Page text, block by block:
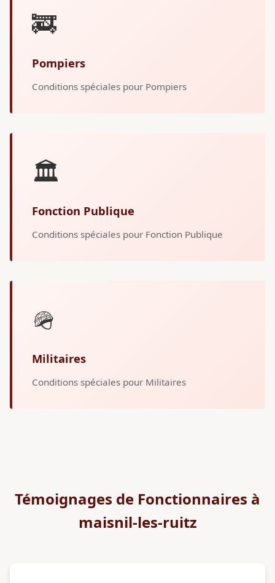
🚒
Pompiers
Conditions spéciales pour Pompiers
🏛️
Fonction Publique
Conditions spéciales pour Fonction Publique
🪖
Militaires
Conditions spéciales pour Militaires
Témoignages de Fonctionnaires à
maisnil-les-ruitz